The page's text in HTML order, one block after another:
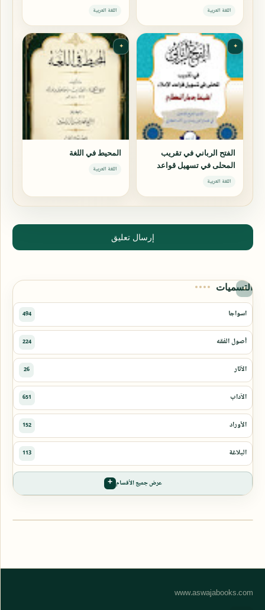
اللغة العربية اللغة العربية
✦
الفتح الرباني في تقريب
المحلى في تسهيل قواعد
الإملاء
اللغة العربية
✦
المحيط في اللغة
اللغة العربية
إرسال تعليق
التسميات
عرض جميع الأقسام